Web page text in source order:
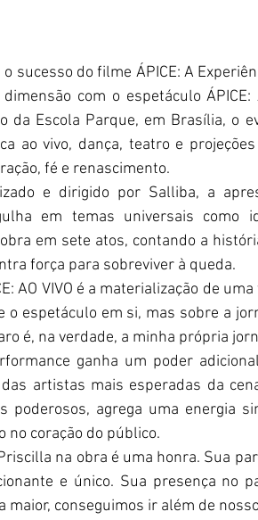
o sucesso do filme ÁPICE: A
dimensão com o espetáculo
da Escola Parque, em Brasília, o
ao vivo, dança, teatro e
fé e renascimento.
e dirigido por Salliba, a
em temas universais como
em sete atos, contando a
força para sobreviver à queda.
AO VIVO é a materialização de
o espetáculo em si, mas sobre a
é, na verdade, a minha própria
ganha um poder
artistas mais esperadas da
poderosos, agrega uma energia
no coração do público.
na obra é uma honra. Sua
e único. Sua presença no
maior, conseguimos ir além de